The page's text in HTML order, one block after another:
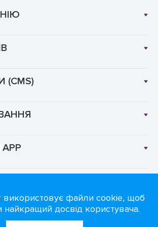
використовує файли cookie, щоб
найкращий досвід користувача.
компанія DIGIANTS